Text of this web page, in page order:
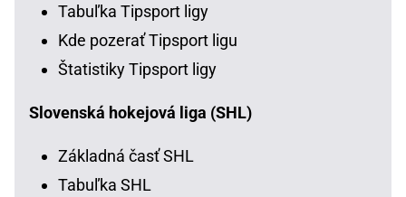
Tabuľka Tipsport ligy
Kde pozerať Tipsport ligu
Štatistiky Tipsport ligy
Slovenská hokejová liga (SHL)
Základná časť SHL
Tabuľka SHL